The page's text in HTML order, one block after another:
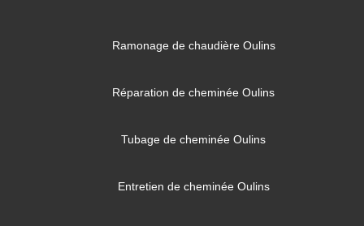
Ramonage de chaudière Oulins
Réparation de cheminée Oulins
Tubage de cheminée Oulins
Entretien de cheminée Oulins